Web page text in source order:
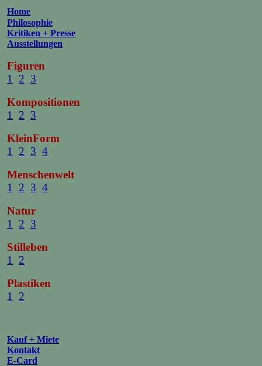
Home
Philosophie
Kritiken + Presse
Ausstellungen
Figuren
1
2 3
Kompositionen
1
2 3
KleinForm
1
2 3 4
Menschenwelt
1
2 3 4
Natur
1
2 3
Stilleben
1
2
Plastiken
1
2
Kauf + Miete
Kontakt
E-Card